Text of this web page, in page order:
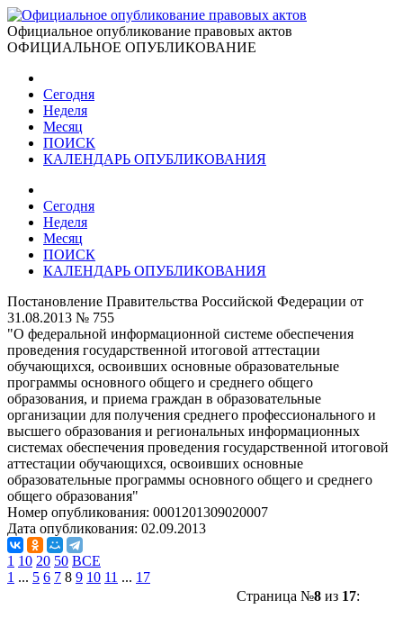
Официальное опубликование правовых актов
ОФИЦИАЛЬНОЕ ОПУБЛИКОВАНИЕ
Сегодня
Неделя
Месяц
ПОИСК
КАЛЕНДАРЬ ОПУБЛИКОВАНИЯ
Сегодня
Неделя
Месяц
ПОИСК
КАЛЕНДАРЬ ОПУБЛИКОВАНИЯ
Постановление Правительства Российской Федерации от
31.08.2013 № 755
"О федеральной информационной системе обеспечения
проведения государственной итоговой аттестации
обучающихся, освоивших основные образовательные
программы основного общего и среднего общего
образования, и приема граждан в образовательные
организации для получения среднего профессионального и
высшего образования и региональных информационных
системах обеспечения проведения государственной итоговой
аттестации обучающихся, освоивших основные
образовательные программы основного общего и среднего
общего образования"
Номер опубликования: 0001201309020007
Дата опубликования: 02.09.2013
1 10 20 50 ВСЕ
1 ... 5 6 7 8 9 10 11 ... 17
Страница №8из 17: